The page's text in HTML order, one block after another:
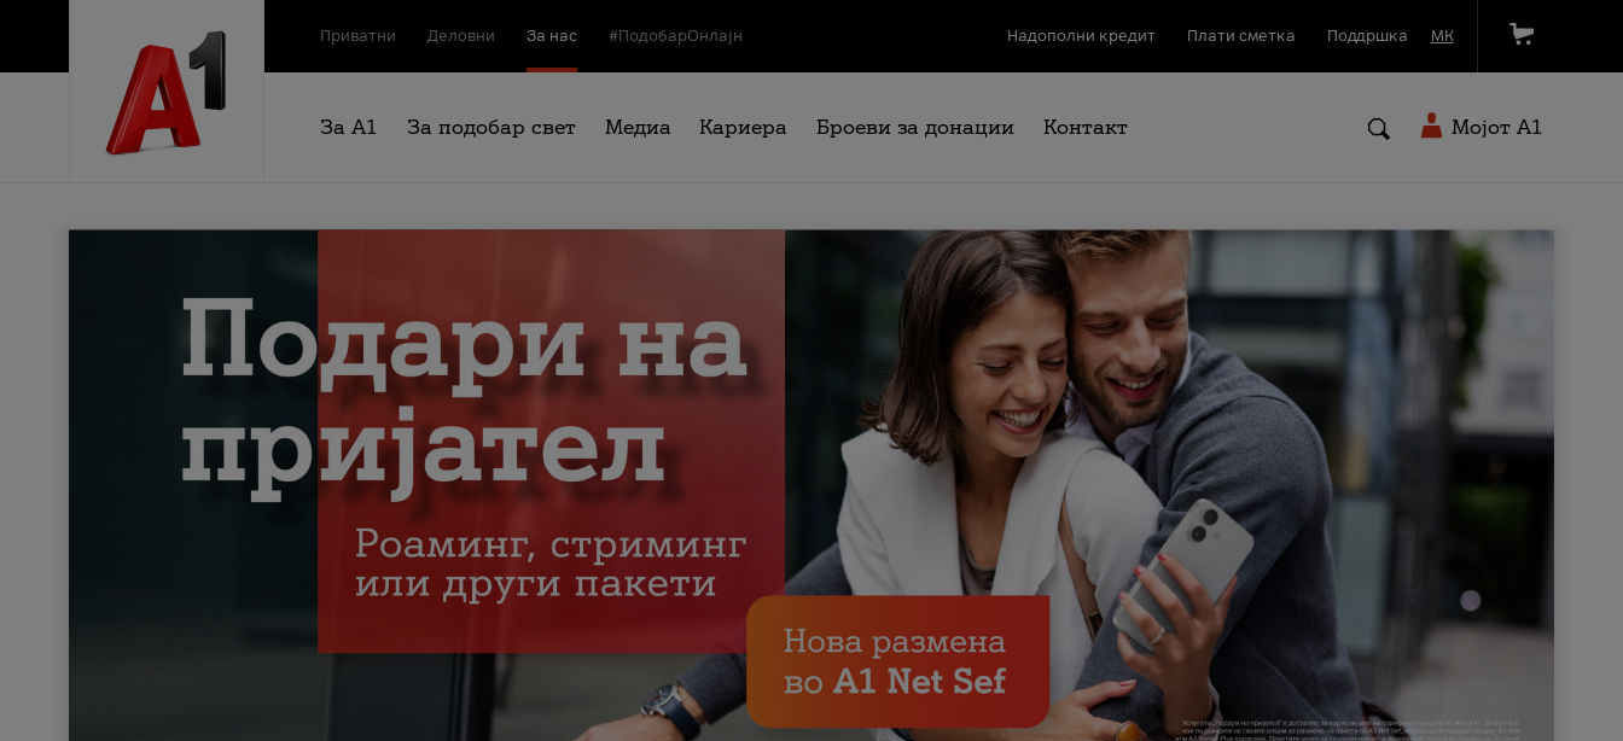
Приватни Деловни За нас #ПодобарОнлајн Надополни кредит Плати сметка Поддршка МК
За А1 За подобар свет Медиа Кариера Броеви за донации Контакт Мојот A1